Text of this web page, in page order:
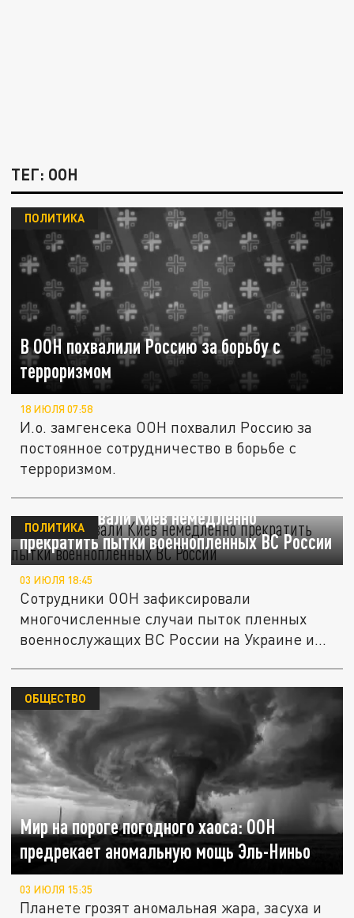
ТЕГ: ООН
В ООН похвалили Россию за борьбу с
терроризмом
ПОЛИТИКА
18 ИЮЛЯ 07:58
И.о. замгенсека ООН похвалил Россию за
постоянное сотрудничество в борьбе с
терроризмом.
В ООН призвали Киев немедленно
прекратить пытки военнопленных ВС России
ПОЛИТИКА
03 ИЮЛЯ 18:45
Сотрудники ООН зафиксировали
многочисленные случаи пыток пленных
военнослужащих ВС России на Украине и...
Мир на пороге погодного хаоса: ООН
предрекает аномальную мощь Эль-Ниньо
ОБЩЕСТВО
03 ИЮЛЯ 15:35
Планете грозят аномальная жара, засуха и